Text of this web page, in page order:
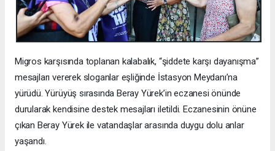
Migros karşısında toplanan kalabalık, “şiddete karşı dayanışma”
mesajları vererek sloganlar eşliğinde İstasyon Meydanı’na
yürüdü. Yürüyüş sırasında Beray Yürek’in eczanesi önünde
durularak kendisine destek mesajları iletildi. Eczanesinin önüne
çıkan Beray Yürek ile vatandaşlar arasında duygu dolu anlar
yaşandı.